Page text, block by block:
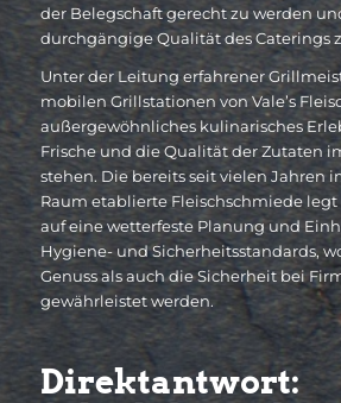
der Belegschaft gerecht zu werden
durchgängige Qualität des Caterings
Unter der Leitung erfahrener
mobilen Grillstationen von Vale’s
außergewöhnliches kulinarisches
Frische und die Qualität der Zutaten
stehen. Die bereits seit vielen Jahren
Raum etablierte Fleischschmiede
auf eine wetterfeste Planung und
Hygiene- und Sicherheitsstandards,
Genuss als auch die Sicherheit bei
gewährleistet werden.
Direktantwort: